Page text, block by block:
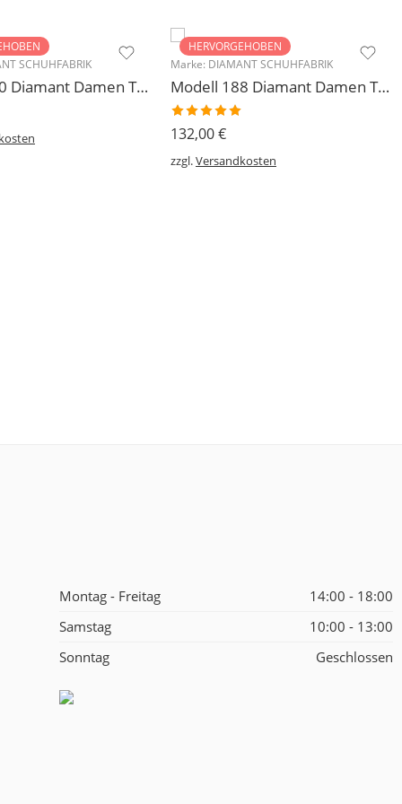
SCHUHFABRIK
Modell 140 Diamant Damen Trainerschuh Microfaser 3,7 cm
HERVORGEHOBEN
Marke: DIAMANT SCHUHFABRIK
Modell 188 Diamant Damen Tanzschuh Trainer geteilte Chromledersohle
Bewertet
mit5.00
von 5
132,00€
zzgl.Versandkosten
Montag - Freitag
14:00 - 18:00
Samstag
10:00 - 13:00
Sonntag
Geschlossen